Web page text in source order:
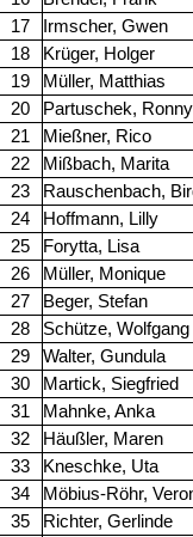
17
Irmscher, Gwen
18
Krüger, Holger
19
Müller, Matthias
20
Partuschek, Ronny
21
Mießner, Rico
22
Mißbach, Marita
23
Rauschenbach,
24
Hoffmann, Lilly
25
Forytta, Lisa
26
Müller, Monique
27
Beger, Stefan
28
Schütze, Wolfgang
29
Walter, Gundula
30
Martick, Siegfried
31
Mahnke, Anka
32
Häußler, Maren
33
Kneschke, Uta
34
Möbius-Röhr,
35
Richter, Gerlinde